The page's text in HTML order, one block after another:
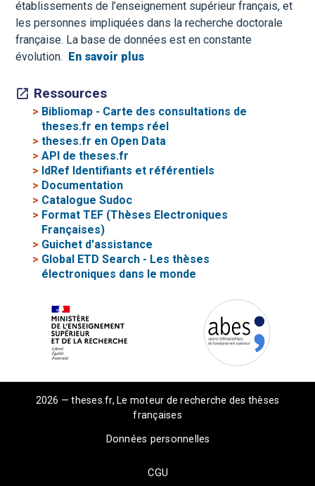
établissements de l’enseignement supérieur français, et
les personnes impliquées dans la recherche doctorale
française. La base de données est en constante
évolution.
En savoir plus
Ressources
> Bibliomap - Carte des consultations de
theses.fr en temps réel
>theses.fr en Open Data
>API de theses.fr
> IdRef Identifiants et référentiels
> Documentation
> Catalogue Sudoc
> Format TEF (Thèses Electroniques
Françaises)
> Guichet d'assistance
> Global ETD Search - Les thèses
électroniques dans le monde
2026 — theses.fr, Le moteur de recherche des thèses
françaises
Données personnelles
CGU